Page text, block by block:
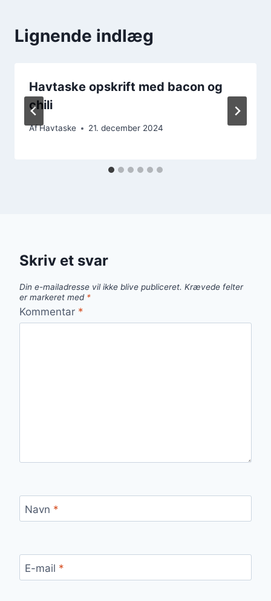
Lignende indlæg
Havtaske opskrift med bacon og
chili
AfHavtaske 21. december 2024
Skriv et svar
Din e-mailadresse vil ikke blive publiceret. Krævede felter
er markeret med *
Kommentar *
Navn *
E-mail *